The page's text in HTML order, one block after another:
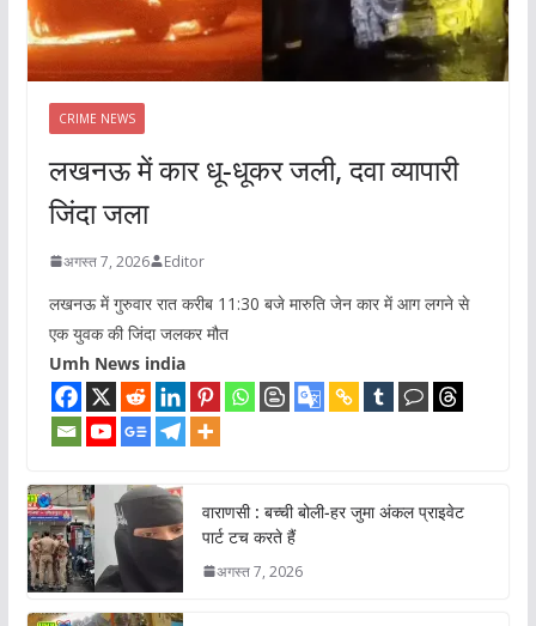
CRIME NEWS
लखनऊ में कार धू-धूकर जली, दवा व्यापारी
जिंदा जला
अगस्त 7, 2026 Editor
लखनऊ में गुरुवार रात करीब 11:30 बजे मारुति जेन कार में आग लगने से
एक युवक की जिंदा जलकर मौत
Umh News india
वाराणसी : बच्ची बोली-हर जुमा अंकल प्राइवेट
पार्ट टच करते हैं
अगस्त 7, 2026